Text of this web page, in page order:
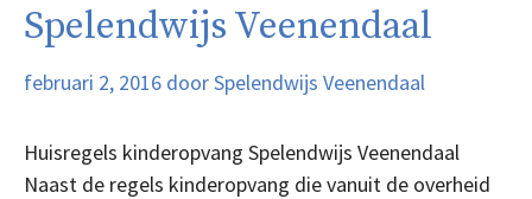
Spelendwijs Veenendaal
februari 2, 2016 doorSpelendwijs Veenendaal
Huisregels kinderopvang Spelendwijs Veenendaal
Naast de regels kinderopvang die vanuit de overheid